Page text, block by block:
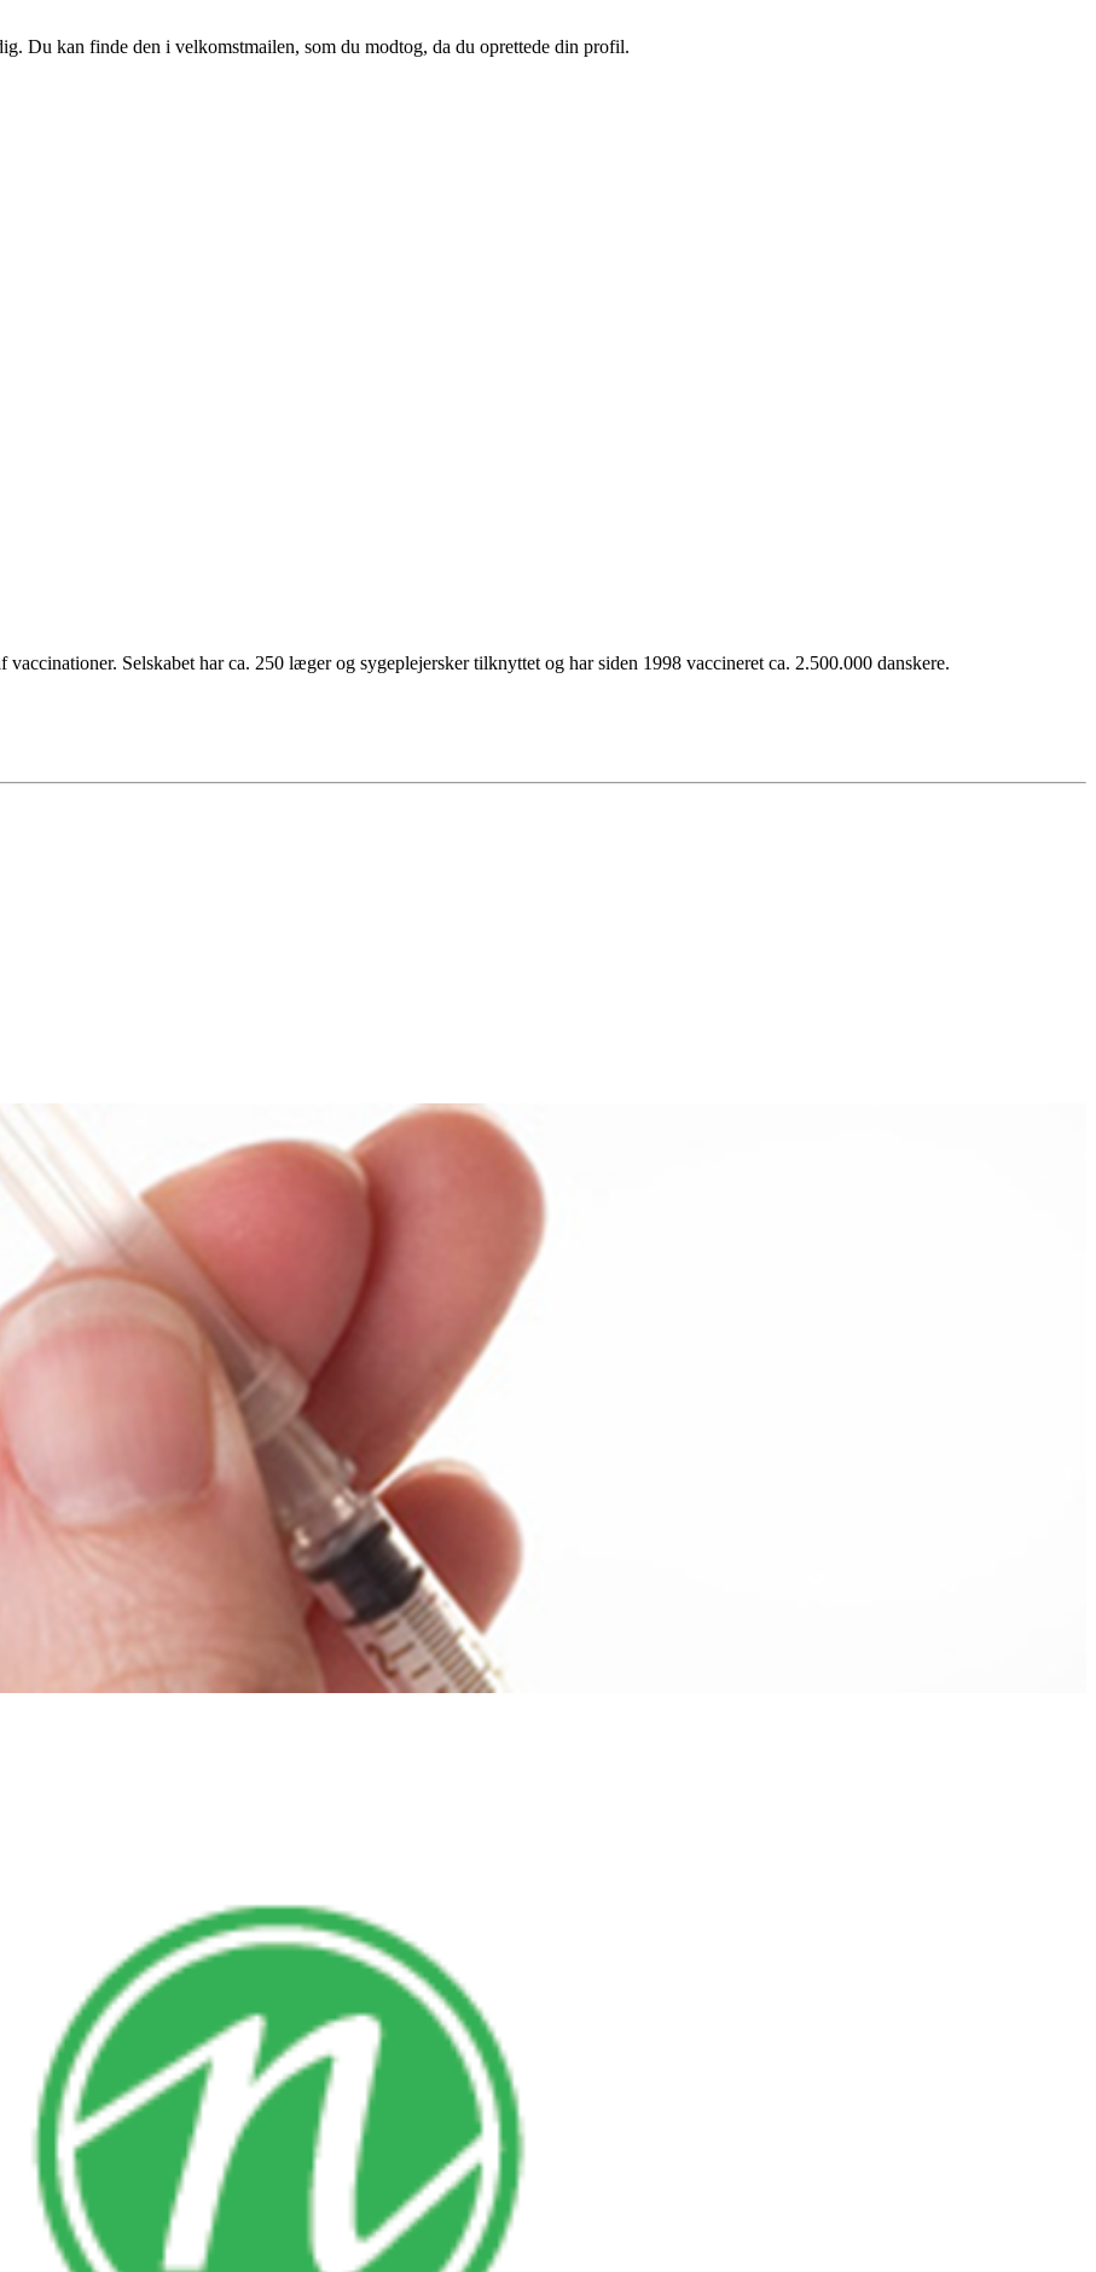
Du kan finde den i velkomstmailen, som du modtog, da du oprettede din profil.
Selskabet har ca. 250 læger og sygeplejersker tilknyttet og har siden 1998 vaccineret ca. 2.500.000 danskere.